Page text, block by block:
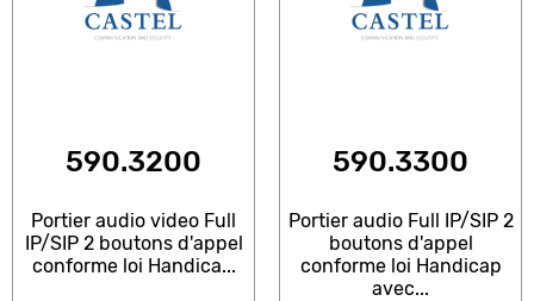
590.3200
Portier audio video Full
IP/SIP 2 boutons d'appel
conforme loi Handica...
590.3300
Portier audio Full IP/SIP 2
boutons d'appel
conforme loi Handicap
avec...